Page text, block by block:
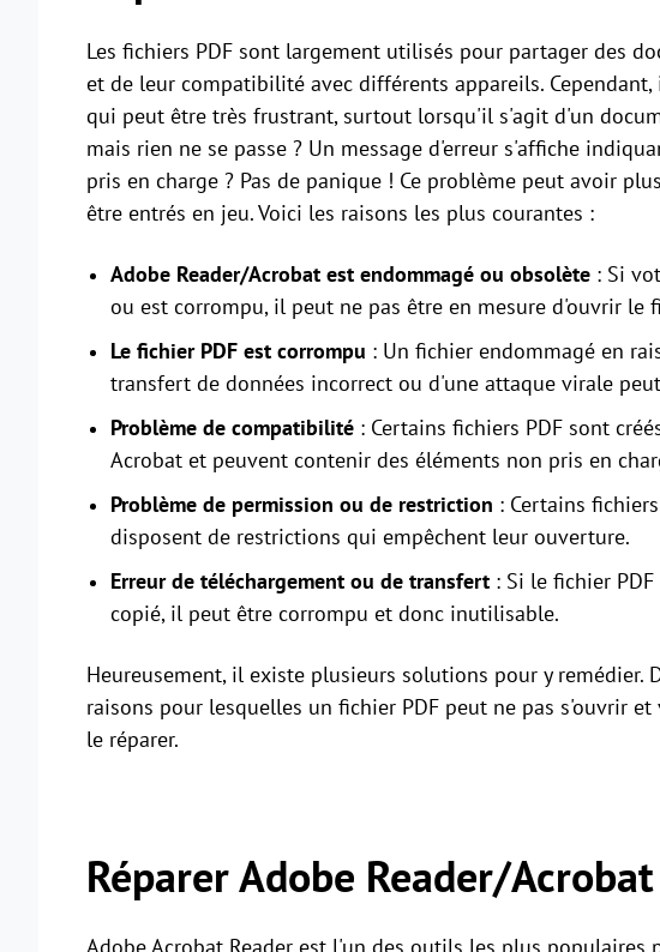
Les fichiers PDF sont largement utilisés pour partager des
et de leur compatibilité avec différents appareils.
qui peut être très frustrant, surtout lorsqu'il s'agit d'un
mais rien ne se passe ? Un message d'erreur s'affiche
pris en charge ? Pas de panique ! Ce problème peut avoir
être entrés en jeu. Voici les raisons les plus courantes :
Adobe Reader/Acrobat est endommagé ou obsolète : Si
ou est corrompu, il peut ne pas être en mesure d'ouvrir le
Le fichier PDF est corrompu : Un fichier endommagé en
transfert de données incorrect ou d'une attaque virale
Problème de compatibilité : Certains fichiers PDF sont
Acrobat et peuvent contenir des éléments non pris en
Problème de permission ou de restriction : Certains
disposent de restrictions qui empêchent leur ouverture.
Erreur de téléchargement ou de transfert : Si le fichier
copié, il peut être corrompu et donc inutilisable.
Heureusement, il existe plusieurs solutions pour y remédier.
raisons pour lesquelles un fichier PDF peut ne pas s'ouvrir
le réparer.
Réparer Adobe Reader/Acrobat